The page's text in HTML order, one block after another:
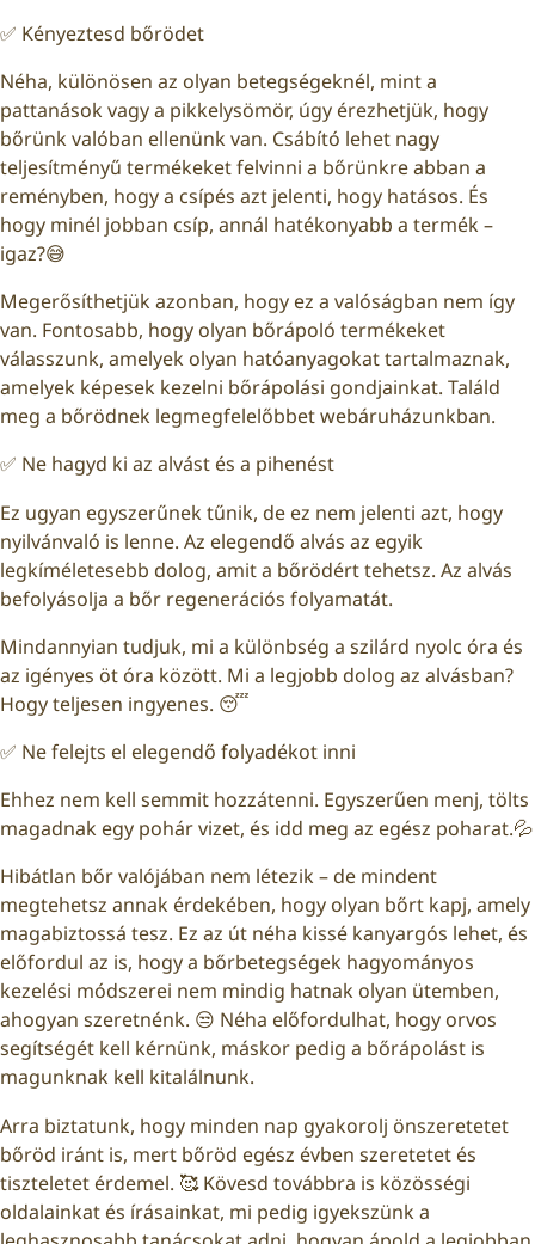
✅ Kényeztesd bőrödet
Néha, különösen az olyan betegségeknél, mint a
pattanások vagy a pikkelysömör, úgy érezhetjük, hogy
bőrünk valóban ellenünk van. Csábító lehet nagy
teljesítményű termékeket felvinni a bőrünkre abban a
reményben, hogy a csípés azt jelenti, hogy hatásos. És
hogy minél jobban csíp, annál hatékonyabb a termék –
igaz?😅
Megerősíthetjük azonban, hogy ez a valóságban nem így
van. Fontosabb, hogy olyan bőrápoló termékeket
válasszunk, amelyek olyan hatóanyagokat tartalmaznak,
amelyek képesek kezelni bőrápolási gondjainkat. Találd
meg a bőrödnek legmegfelelőbbetwebáruházunkban.
✅ Ne hagyd ki az alvást és a pihenést
Ez ugyan egyszerűnek tűnik, de ez nem jelenti azt, hogy
nyilvánvaló is lenne. Az elegendő alvás az egyik
legkíméletesebb dolog, amit a bőrödért tehetsz. Az alvás
befolyásolja a bőr regenerációs folyamatát.
Mindannyian tudjuk, mi a különbség a szilárd nyolc óra és
az igényes öt óra között. Mi a legjobb dolog az alvásban?
Hogy teljesen ingyenes. 😴
✅ Ne felejts el elegendő folyadékot inni
Ehhez nem kell semmit hozzátenni. Egyszerűen menj, tölts
magadnak egy pohár vizet, és idd meg az egész poharat.💦
Hibátlan bőr valójában nem létezik – de mindent
megtehetsz annak érdekében, hogy olyan bőrt kapj, amely
magabiztossá tesz. Ez az út néha kissé kanyargós lehet, és
előfordul az is, hogy a bőrbetegségek hagyományos
kezelési módszerei nem mindig hatnak olyan ütemben,
ahogyan szeretnénk. 😒 Néha előfordulhat, hogy orvos
segítségét kell kérnünk, máskor pedig a bőrápolást is
magunknak kell kitalálnunk.
Arra biztatunk, hogy minden nap gyakorolj önszeretetet
bőröd iránt is, mert bőröd egész évben szeretetet és
tiszteletet érdemel. 🥰 Kövesd továbbra is közösségi
oldalainkat és írásainkat, mi pedig igyekszünk a